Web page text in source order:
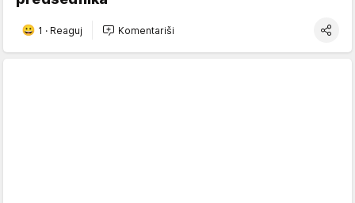
1 · Reaguj Komentariši